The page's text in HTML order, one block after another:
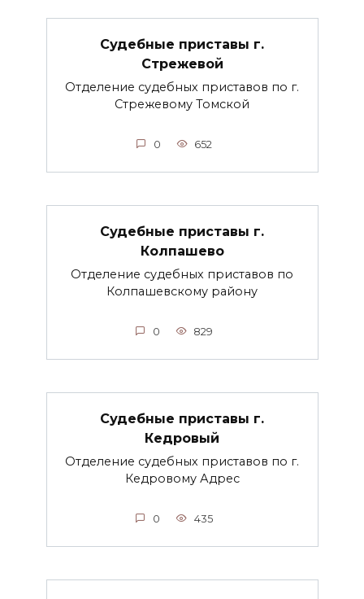
Судебные приставы г.
Стрежевой
Отделение судебных приставов по г.
Стрежевому Томской
0 652
Судебные приставы г.
Колпашево
Отделение судебных приставов по
Колпашевскому району
0 829
Судебные приставы г.
Кедровый
Отделение судебных приставов по г.
Кедровому Адрес
0 435